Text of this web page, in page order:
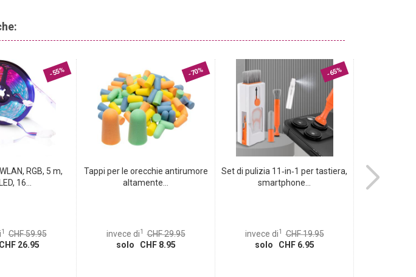
-55%
RGB, 5 m,
16...
1 CHF 59.95
26.95
-70%
Tappi per le orecchie antirumore
altamente...
invece di1 CHF 29.95
solo CHF 8.95
-65%
Set di pulizia 11‑in‑1 per tastiera,
smartphone...
invece di1 CHF 19.95
solo CHF 6.95
Set di 4